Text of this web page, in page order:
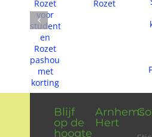
Blijf
op de
hoogte
Arnhems
Hert